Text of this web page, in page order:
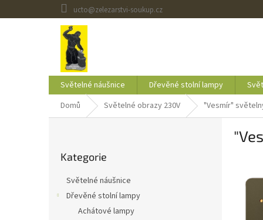
na
ucto@zelezarstvi-soukup.cz
Světelné náušnice Dřevěné stolní lampy
Domů
Světelné obrazy 230V "Vesmír"
kategorie
Kategorie
Světelné náušnice
Dřevěné stolní lampy
Achátové lampy